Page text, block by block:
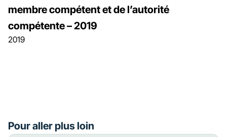
2019
membre compétent et de l’autorité
compétente – 2019
Pour aller plus loin